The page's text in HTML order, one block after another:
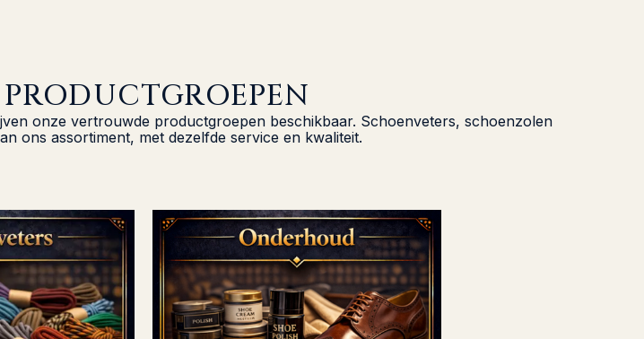
onze vertrouwde productgroepen beschikbaar. Schoenveters, schoenzolen
ons assortiment, met dezelfde service en kwaliteit.